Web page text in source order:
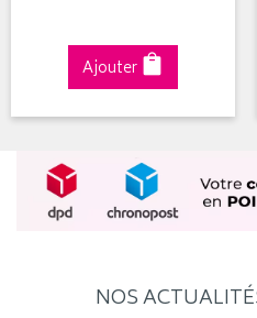
Ajouter
NOS